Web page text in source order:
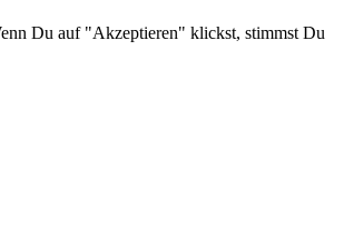
Du auf "Akzeptieren" klickst, stimmst Du